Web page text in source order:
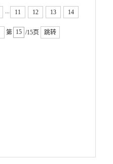
... 11 12 13 14
第 /15页 跳转